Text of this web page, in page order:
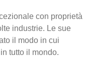
con proprietà
industrie. Le sue
il modo in cui
tutto il mondo.